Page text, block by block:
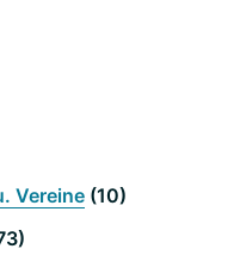
Vereine (10)